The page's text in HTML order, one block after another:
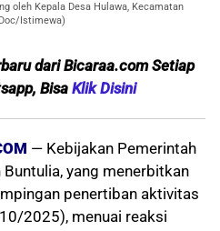
oleh Kepala Desa Hulawa, Kecamatan
Istimewa)
dari Bicaraa.com Setiap
BisaKlik Disini
— Kebijakan Pemerintah
yang menerbitkan
penertiban aktivitas
2025), menuai reaksi